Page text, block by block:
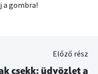
a gombra!
Előző rész
csekk: üdvözlet a